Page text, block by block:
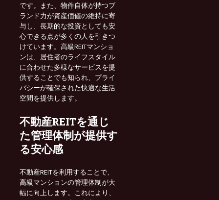
です。また、物件自体が持つブ
ランド力が資産価値の維持に寄
与し、長期的な投資としても安
心できる点が多くの人を引きつ
けています。高級REITマンショ
ンは、居住者のライフスタイル
に合わせた多様なサービスを提
供することでも知られ、プライ
バシーが確保された快適な生活
空間を提供します。
不動産REITを通じ
た管理体制が提供す
る安心感
不動産REITを利用することで、
高級マンションの管理体制が大
幅に向上します。これにより、